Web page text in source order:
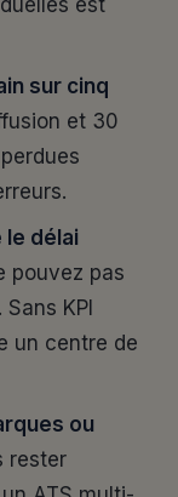
est
sur cinq
et 30
délai
pouvez pas
KPI
un centre de
ou
rester